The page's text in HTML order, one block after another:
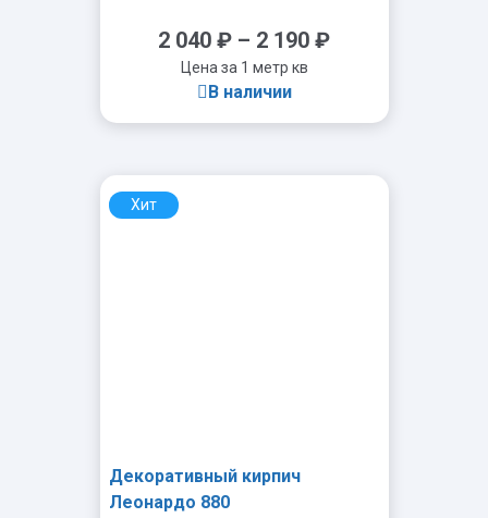
2 040 ₽ – 2 190 ₽
Цена за 1 метр кв
В наличии
-
Хит
Декоративный кирпич
Леонардо 880